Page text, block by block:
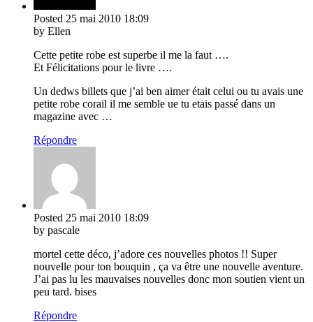
Posted 25 mai 2010 18:09
by Ellen
Cette petite robe est superbe il me la faut ….
Et Félicitations pour le livre ….
Un dedws billets que j’ai ben aimer était celui ou tu avais une
petite robe corail il me semble ue tu etais passé dans un
magazine avec …
Répondre
Posted 25 mai 2010 18:09
by pascale
mortel cette déco, j’adore ces nouvelles photos !! Super
nouvelle pour ton bouquin , ça va être une nouvelle aventure.
J’ai pas lu les mauvaises nouvelles donc mon soutien vient un
peu tard. bises
Répondre